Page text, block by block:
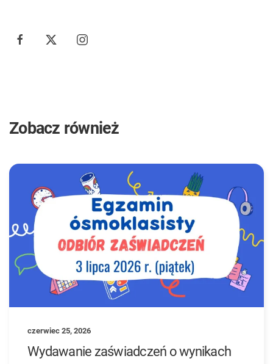
Zobacz również
czerwiec 25, 2026
Wydawanie zaświadczeń o wynikach